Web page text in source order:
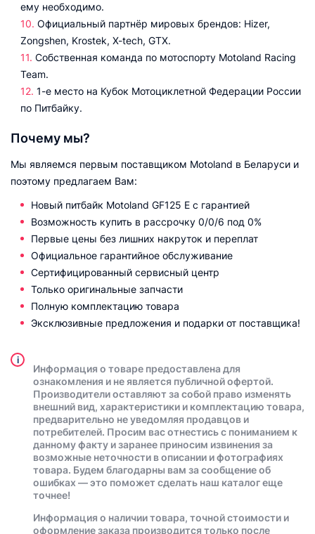
ему необходимо.
Официальный партнёр мировых брендов: Hizer,
Zongshen, Krostek, X-tech, GTX.
Собственная команда по мотоспорту Motoland Racing
Team.
1-е место на Кубок Мотоциклетной Федерации России
по Питбайку.
Почему мы?
Мы являемся первым поставщиком Motoland в Беларуси и
поэтому предлагаем Вам:
Новый питбайк Motoland GF125 E с гарантией
Возможность купить в рассрочку 0/0/6 под 0%
Первые цены без лишних накруток и переплат
Официальное гарантийное обслуживание
Сертифицированный сервисный центр
Только оригинальные запчасти
Полную комплектацию товара
Эксклюзивные предложения и подарки от поставщика!
i
Информация о товаре предоставлена для
ознакомления и не является публичной офертой.
Производители оставляют за собой право изменять
внешний вид, характеристики и комплектацию товара,
предварительно не уведомляя продавцов и
потребителей. Просим вас отнестись с пониманием к
данному факту и заранее приносим извинения за
возможные неточности в описании и фотографиях
товара. Будем благодарны вам за сообщение об
ошибках — это поможет сделать наш каталог еще
точнее!
Информация о наличии товара, точной стоимости и
оформление заказа производится только после